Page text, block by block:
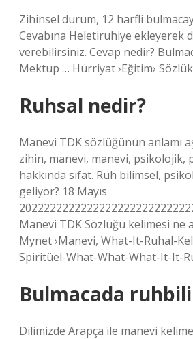
Zihinsel durum, 12 harfli
Cevabına Heletiruhiye ekleyerek
verebilirsiniz. Cevap nedir?
Mektup … Hürriyat ›Eğitim› Sözlük
Ruhsal nedir?
Manevi TDK sözlüğünün anlamı
zihin, manevi, manevi, psikolojik,
hakkında sıfat. Ruh bilimsel,
geliyor? 18 Mayıs
Manevi TDK Sözlüğü kelimesi ne
Mynet ›Manevi, What-It-Ruhal-
Spiritüel-What-What-What-It-It-
Bulmacada
Dilimizde Arapça ile manevi